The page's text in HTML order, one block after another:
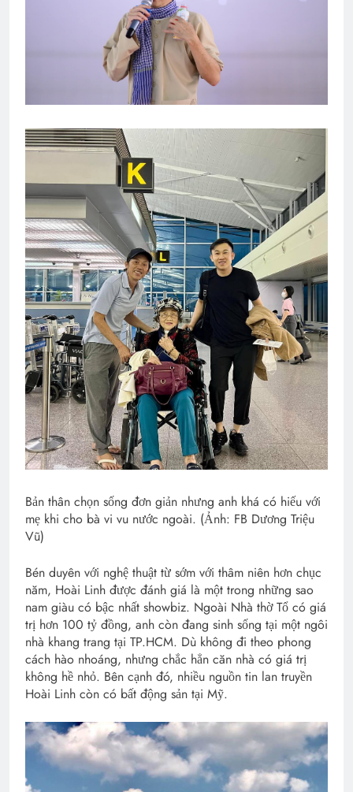
Bản thân chọn sống đơn giản nhưng anh khá có hiếu với
mẹ khi cho bà vi vu nước ngoài. (Ảnh: FB Dương Triệu
Vũ)
Bén duyên với nghệ thuật từ sớm với thâm niên hơn chục
năm, Hoài Linh được đánh giá là một trong những sao
nam giàu có bậc nhất showbiz. Ngoài Nhà thờ Tổ có giá
trị hơn 100 tỷ đồng, anh còn đang sinh sống tại một ngôi
nhà khang trang tại TP.HCM. Dù không đi theo phong
cách hào nhoáng, nhưng chắc hẳn căn nhà có giá trị
không hề nhỏ. Bên cạnh đó, nhiều nguồn tin lan truyền
Hoài Linh còn có bất động sản tại Mỹ.